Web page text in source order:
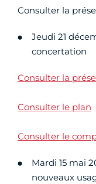
Consulter la
Jeudi 21
concertation
Consulter la
Consulter le plan
Consulter le
Mardi 15 mai
nouveaux